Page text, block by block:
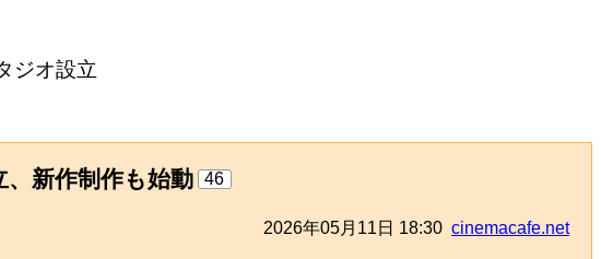
ジオ設立
新作制作も始動 46
2026年05月11日 18:30 cinemacafe.net